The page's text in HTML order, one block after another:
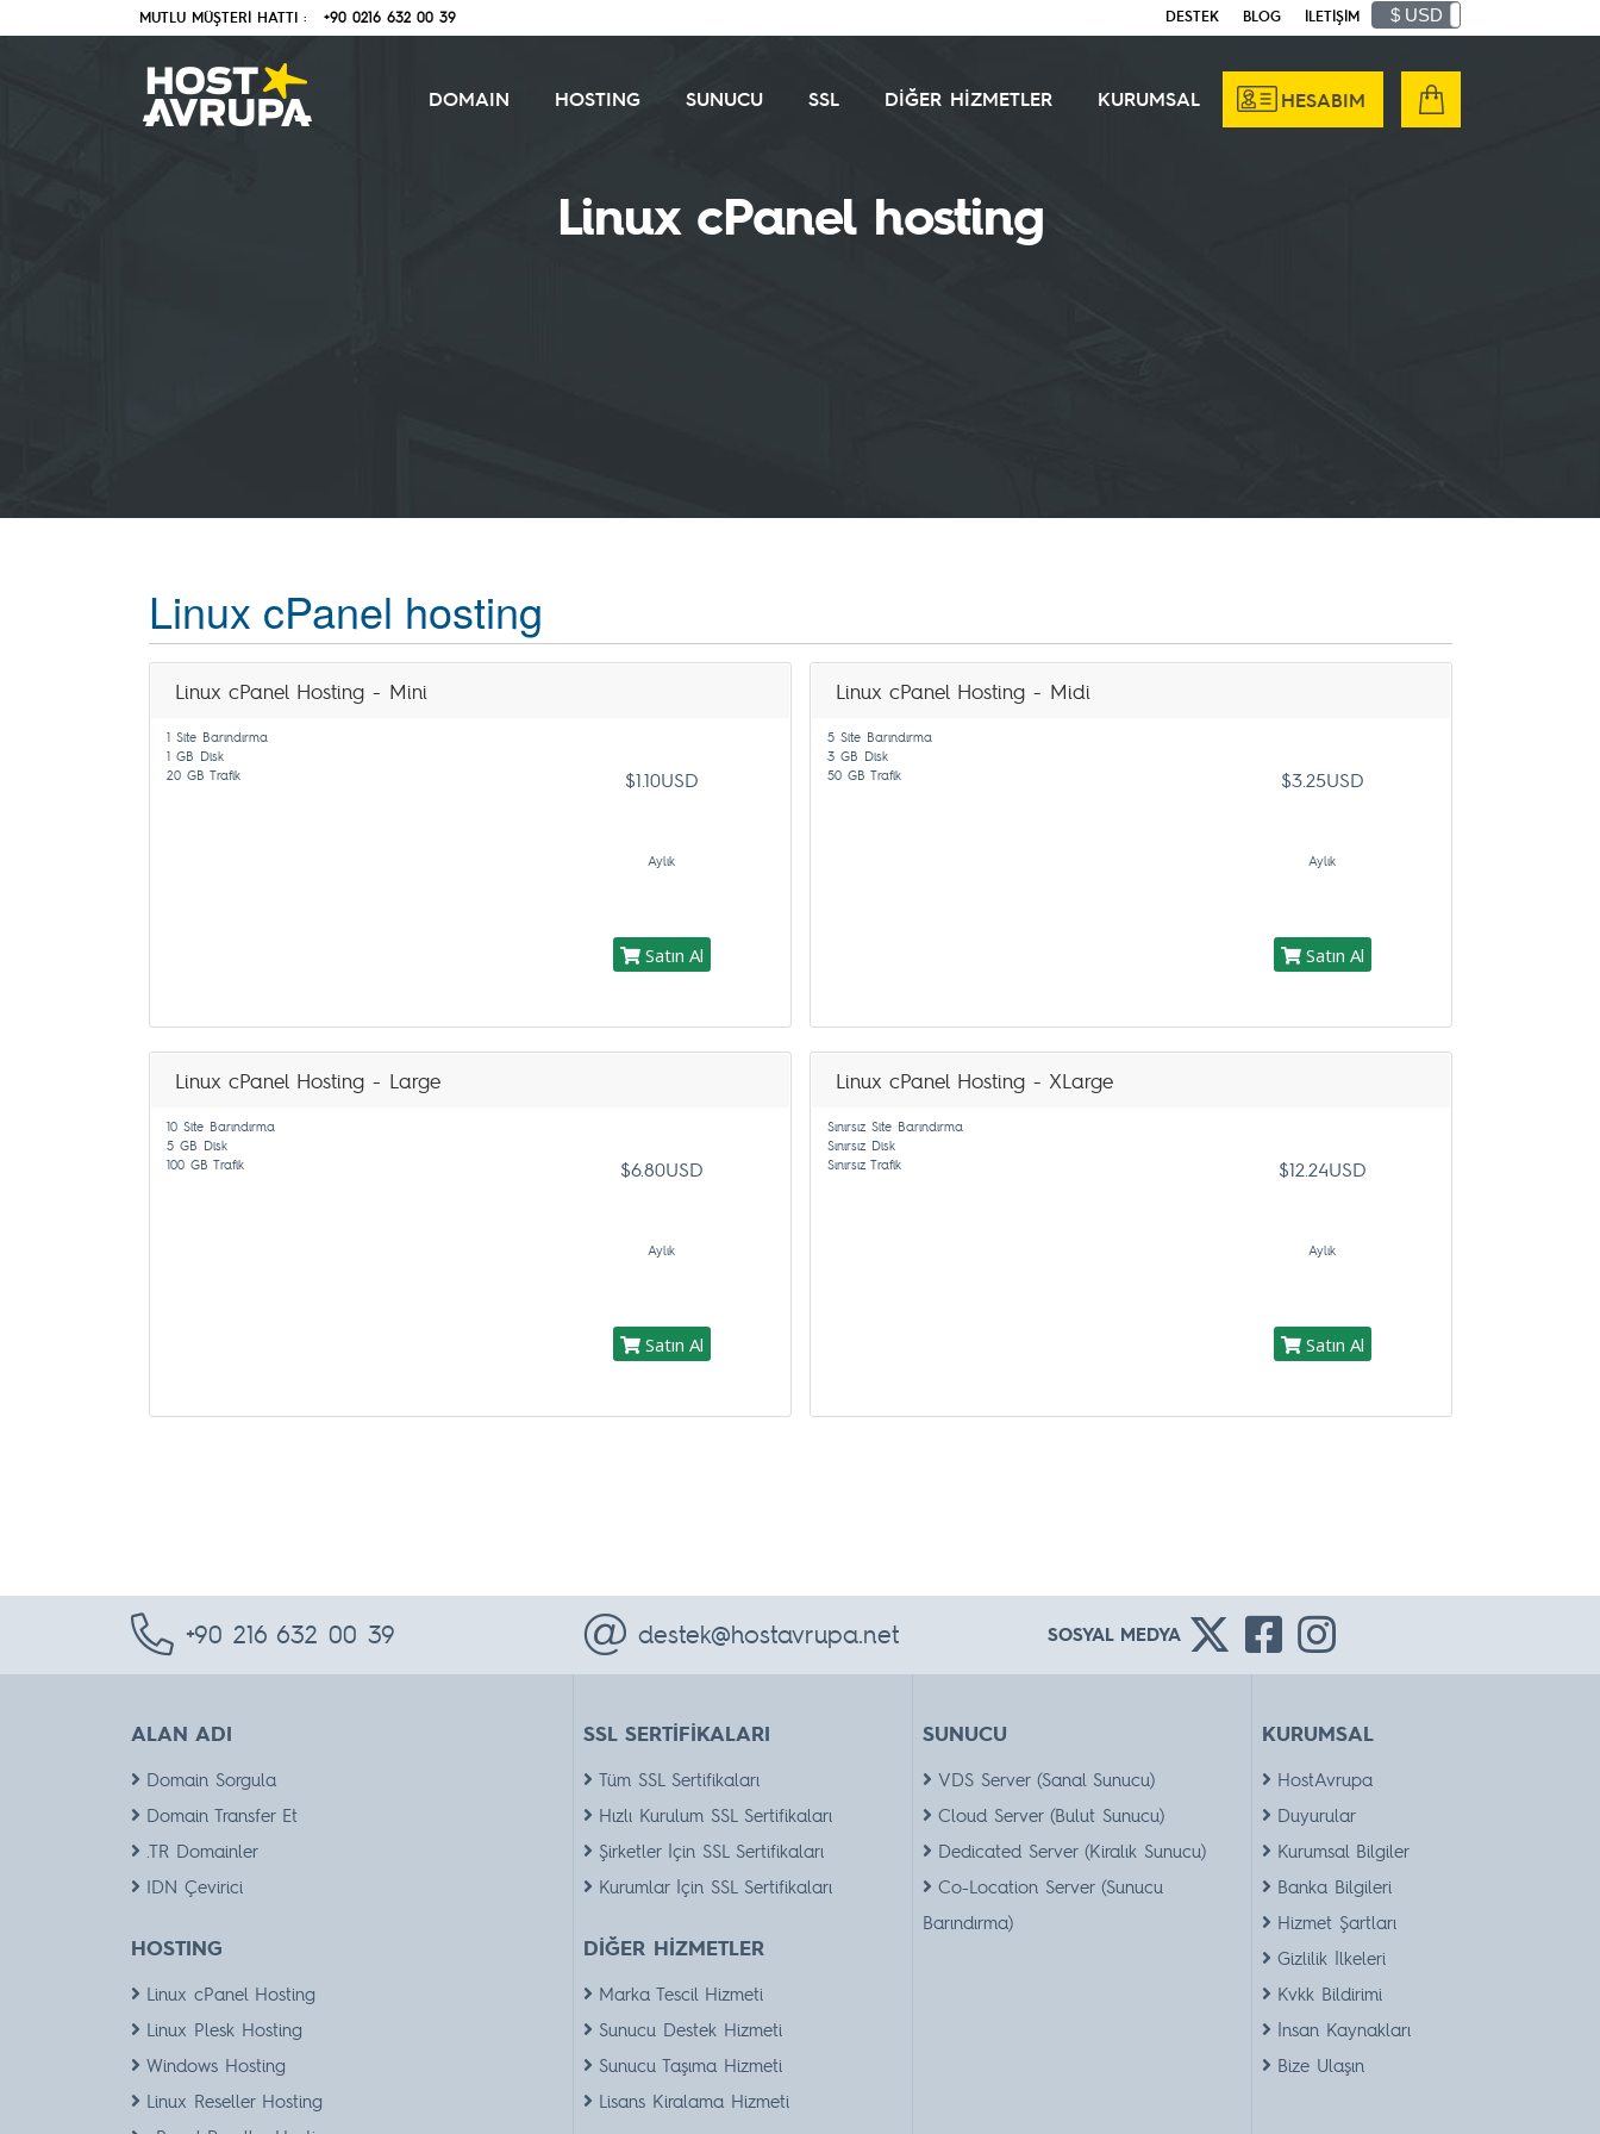
MUTLU MÜŞTERİ HATTI : +90 0216 632 00 39 $ USD
DESTEK BLOG İLETİŞİM
DOMAIN HOSTING SUNUCU SSL DİĞER HİZMETLER KURUMSAL HESABIM
Linux cPanel hosting
Linux cPanel hosting
Linux cPanel Hosting - Mini
1 Site Barındırma
1 GB Disk
20 GB Trafik
$1.10USD
Aylık
Satın Al
Linux cPanel Hosting - Midi
5 Site Barındırma
3 GB Disk
50 GB Trafik
$3.25USD
Aylık
Satın Al
Linux cPanel Hosting - Large
10 Site Barındırma
5 GB Disk
100 GB Trafik
$6.80USD
Aylık
Satın Al
Linux cPanel Hosting - XLarge
Sınırsız Site Barındırma
Sınırsız Disk
Sınırsız Trafik
$12.24USD
Aylık
Satın Al
+90 216 632 00 39 destek@hostavrupa.net SOSYAL MEDYA
ALAN ADI
Domain Sorgula
Domain Transfer Et
.TR Domainler
IDN Çevirici
HOSTING
Linux cPanel Hosting
Linux Plesk Hosting
Windows Hosting
Linux Reseller Hosting
SSL SERTİFİKALARI
Tüm SSL Sertifikaları
Hızlı Kurulum SSL Sertifikaları
Şirketler İçin SSL Sertifikaları
Kurumlar İçin SSL Sertifikaları
DİĞER HİZMETLER
Marka Tescil Hizmeti
Sunucu Destek Hizmeti
Sunucu Taşıma Hizmeti
Lisans Kiralama Hizmeti
SUNUCU
VDS Server (Sanal Sunucu)
Cloud Server (Bulut Sunucu)
Dedicated Server (Kiralık Sunucu)
Co-Location Server (Sunucu
Barındırma)
KURUMSAL
HostAvrupa
Duyurular
Kurumsal Bilgiler
Banka Bilgileri
Hizmet Şartları
Gizlilik İlkeleri
Kvkk Bildirimi
İnsan Kaynakları
Bize Ulaşın